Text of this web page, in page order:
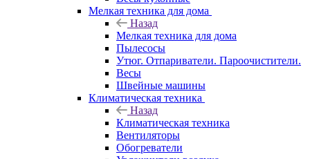
Мелкая техника для дома
Назад
Мелкая техника для дома
Пылесосы
Утюг. Отпариватели. Пароочистители.
Весы
Швейные машины
Климатическая техника
Назад
Климатическая техника
Вентиляторы
Обогреватели